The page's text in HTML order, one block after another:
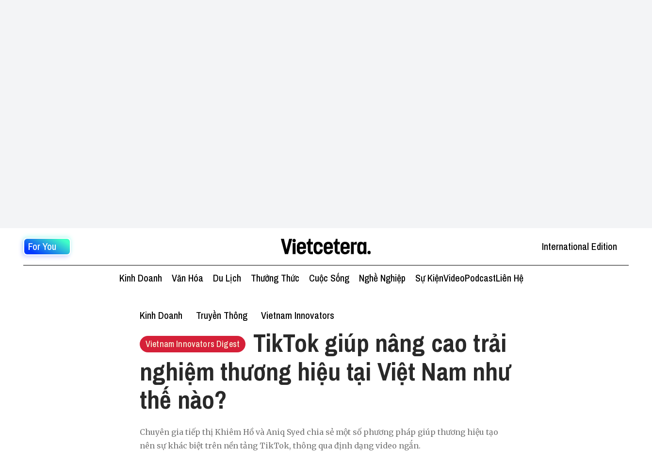
For You International Edition
Kinh Doanh Văn Hóa Du Lịch Thưởng Thức Cuộc Sống Nghề Nghiệp Sự KiệnVideoPodcastLiên Hệ
Kinh Doanh Truyền Thông Vietnam Innovators
Vietnam Innovators Digest
TikTok giúp nâng cao trải
nghiệm thương hiệu tại Việt Nam như
thế nào?
Chuyên gia tiếp thị Khiêm Hồ và Aniq Syed chia sẻ một số phương pháp giúp thương hiệu tạo
nên sự khác biệt trên nền tảng TikTok, thông qua định dạng video ngắn.